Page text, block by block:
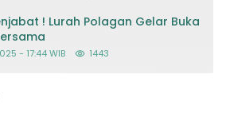
! Lurah Polagan Gelar Buka
- 17:44 WIB 1443